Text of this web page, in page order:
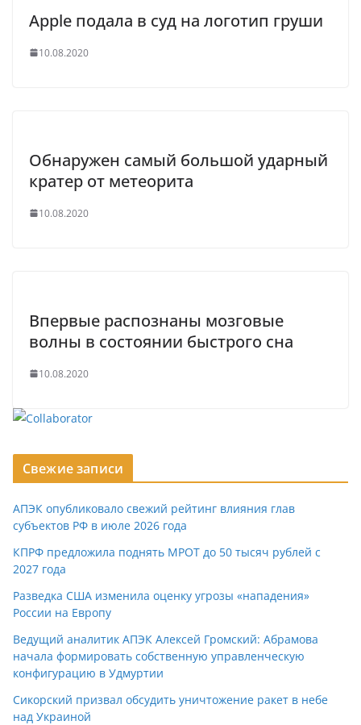
Apple подала в суд на логотип груши
10.08.2020
Обнаружен самый большой ударный
кратер от метеорита
10.08.2020
Впервые распознаны мозговые
волны в состоянии быстрого сна
10.08.2020
Свежие записи
АПЭК опубликовало свежий рейтинг влияния глав
субъектов РФ в июле 2026 года
КПРФ предложила поднять МРОТ до 50 тысяч рублей с
2027 года
Разведка США изменила оценку угрозы «нападения»
России на Европу
Ведущий аналитик АПЭК Алексей Громский: Абрамова
начала формировать собственную управленческую
конфигурацию в Удмуртии
Сикорский призвал обсудить уничтожение ракет в небе
над Украиной